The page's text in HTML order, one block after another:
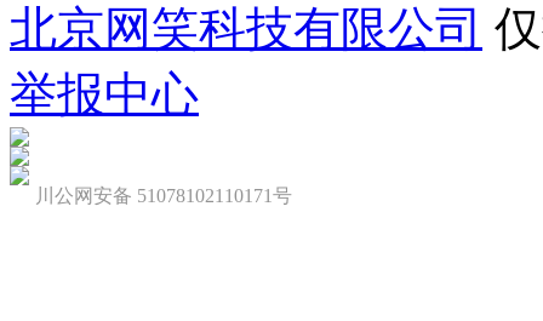
北京网笑科技有限公司
举报中心
川公网安备 51078102110171号